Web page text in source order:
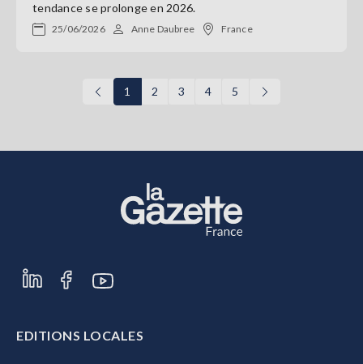
tendance se prolonge en 2026.
25/06/2026 Anne Daubree France
1 2 3 4 5
EDITIONS LOCALES